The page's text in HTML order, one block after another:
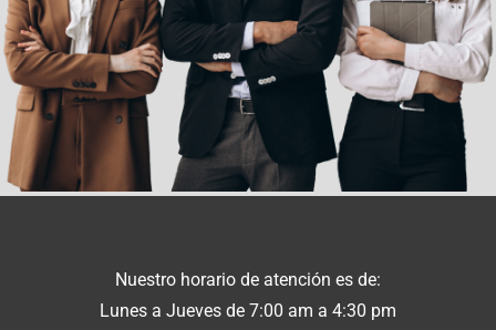
Nuestro horario de atención es de:
Lunes a Jueves de 7:00 am a 4:30 pm